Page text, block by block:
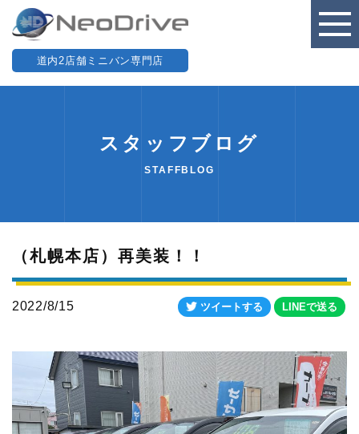
道内2店舗ミニバン専門店
スタッフブログ
STAFFBLOG
（札幌本店）再美装！！
2022/8/15 ツイートする LINEで送る